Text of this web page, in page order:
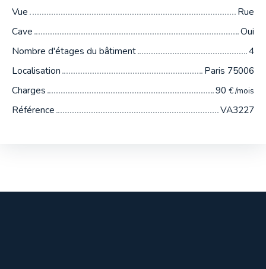
Vue
Rue
Cave
Oui
Nombre d'étages du bâtiment
4
Localisation
Paris 75006
Charges
90 € /mois
Référence VA3227